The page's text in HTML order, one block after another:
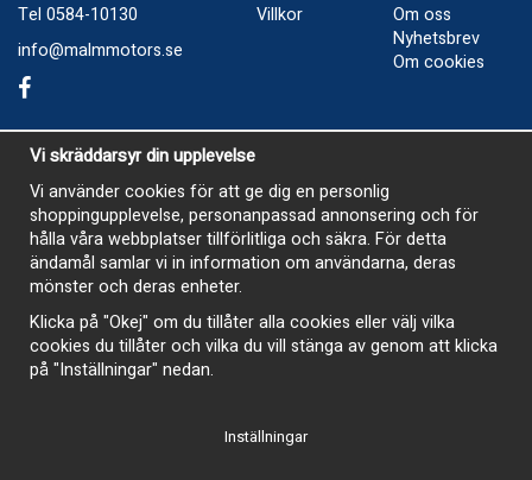
Tel 0584-10130
info@malmmotors.se
Villkor
Om oss
Nyhetsbrev
Om cookies
Besök oss
Industrivägen 8, Laxå
Öppetider
Måndag - Tisdag 13-17
Onsdag Stängt
Torsdag 13-17
Fredag 13-16
Vi skräddarsyr din upplevelse
Vi använder cookies för att ge dig en personlig
shoppingupplevelse, personanpassad annonsering och för
hålla våra webbplatser tillförlitliga och säkra. För detta
ändamål samlar vi in information om användarna, deras
mönster och deras enheter.
Klicka på "Okej" om du tillåter alla cookies eller välj vilka
cookies du tillåter och vilka du vill stänga av genom att klicka
på "Inställningar" nedan.
Inställningar